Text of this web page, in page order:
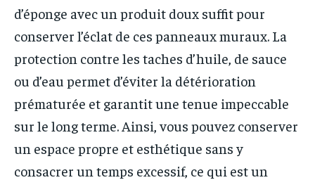
d’éponge avec un produit doux suffit pour
conserver l’éclat de ces panneaux muraux. La
protection contre les taches d’huile, de sauce
ou d’eau permet d’éviter la détérioration
prématurée et garantit une tenue impeccable
sur le long terme. Ainsi, vous pouvez conserver
un espace propre et esthétique sans y
consacrer un temps excessif, ce qui est un